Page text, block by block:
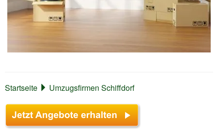
Startseite Umzugsfirmen Schiffdorf